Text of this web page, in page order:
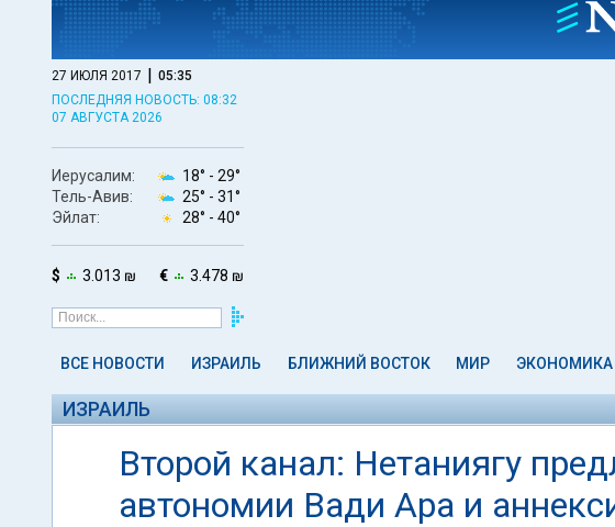
27 ИЮЛЯ 2017 | 05:35
ПОСЛЕДНЯЯ НОВОСТЬ: 08:32
07 АВГУСТА 2026
Иерусалим: 18° - 29°
Тель-Авив:
25° - 31°
Эйлат:
28° - 40°
$ 3.013 ₪ € 3.478 ₪
ВСЕ НОВОСТИ ИЗРАИЛЬ БЛИЖНИЙ ВОСТОК МИР ЭКОНОМИКА
ИЗРАИЛЬ
Второй канал: Нетаниягу
автономии Вади Ара и